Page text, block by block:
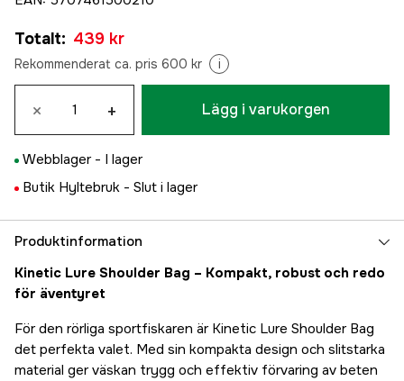
Totalt: 439 kr
Rekommenderat ca. pris 600 kr i
× + Lägg i varukorgen
Webblager - I lager
Butik Hyltebruk - Slut i lager
Produktinformation
Kinetic Lure Shoulder Bag – Kompakt, robust och redo
för äventyret
För den rörliga sportfiskaren är Kinetic Lure Shoulder Bag
det perfekta valet. Med sin kompakta design och slitstarka
material ger väskan trygg och effektiv förvaring av beten